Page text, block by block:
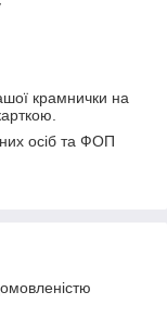
крамнички на
осіб та ФОП